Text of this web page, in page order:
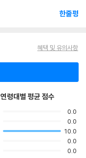
한줄평
혜택 및 유의사항
연령대별 평균 점수
0.0
0.0
10.0
0.0
0.0